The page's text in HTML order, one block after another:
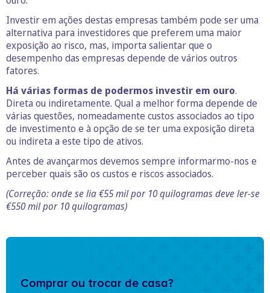
Investir em ações destas empresas também pode ser uma
alternativa para investidores que preferem uma maior
exposição ao risco, mas, importa salientar que o
desempenho das empresas depende de vários outros
fatores.
Há várias formas de podermos investir em ouro.
Direta ou indiretamente. Qual a melhor forma depende de
várias questões, nomeadamente custos associados ao tipo
de investimento e à opção de se ter uma exposição direta
ou indireta a este tipo de ativos.
Antes de avançarmos devemos sempre informarmo-nos e
perceber quais são os custos e riscos associados.
(Correção: onde se lia €55 mil por 10 quilogramas deve ler-se
€550 mil por 10 quilogramas)
Comprar ou trocar de casa?